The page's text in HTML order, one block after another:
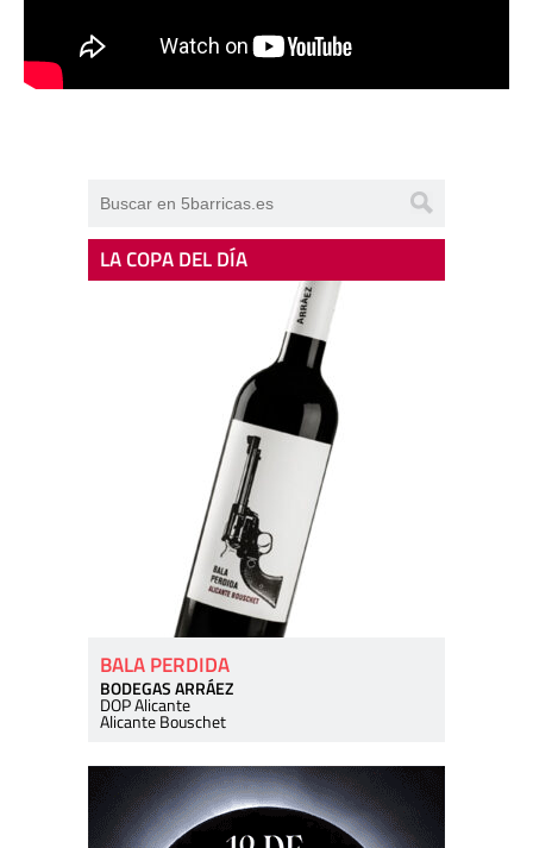
LA COPA DEL DÍA
BALA PERDIDA
BODEGAS ARRÁEZ
DOP Alicante
Alicante Bouschet